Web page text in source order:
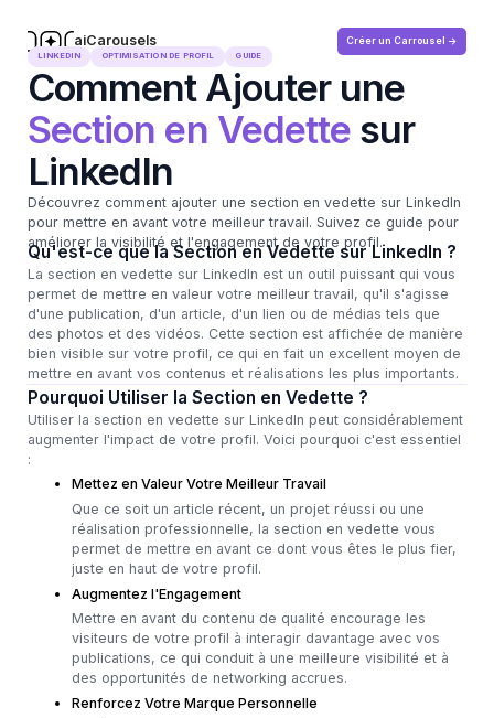
aiCarousels Créer un Carrousel ->
LINKEDIN OPTIMISATION DE PROFIL GUIDE
Comment Ajouter une
Section en Vedette sur
LinkedIn
Découvrez comment ajouter une section en vedette sur LinkedIn
pour mettre en avant votre meilleur travail. Suivez ce guide pour
améliorer la visibilité et l'engagement de votre profil.
Qu'est-ce que la Section en Vedette sur LinkedIn ?
La section en vedette sur LinkedIn est un outil puissant qui vous
permet de mettre en valeur votre meilleur travail, qu'il s'agisse
d'une publication, d'un article, d'un lien ou de médias tels que
des photos et des vidéos. Cette section est affichée de manière
bien visible sur votre profil, ce qui en fait un excellent moyen de
mettre en avant vos contenus et réalisations les plus importants.
Pourquoi Utiliser la Section en Vedette ?
Utiliser la section en vedette sur LinkedIn peut considérablement
augmenter l'impact de votre profil. Voici pourquoi c'est essentiel
:
Mettez en Valeur Votre Meilleur Travail
Que ce soit un article récent, un projet réussi ou une
réalisation professionnelle, la section en vedette vous
permet de mettre en avant ce dont vous êtes le plus fier,
juste en haut de votre profil.
Augmentez l'Engagement
Mettre en avant du contenu de qualité encourage les
visiteurs de votre profil à interagir davantage avec vos
publications, ce qui conduit à une meilleure visibilité et à
des opportunités de networking accrues.
Renforcez Votre Marque Personnelle